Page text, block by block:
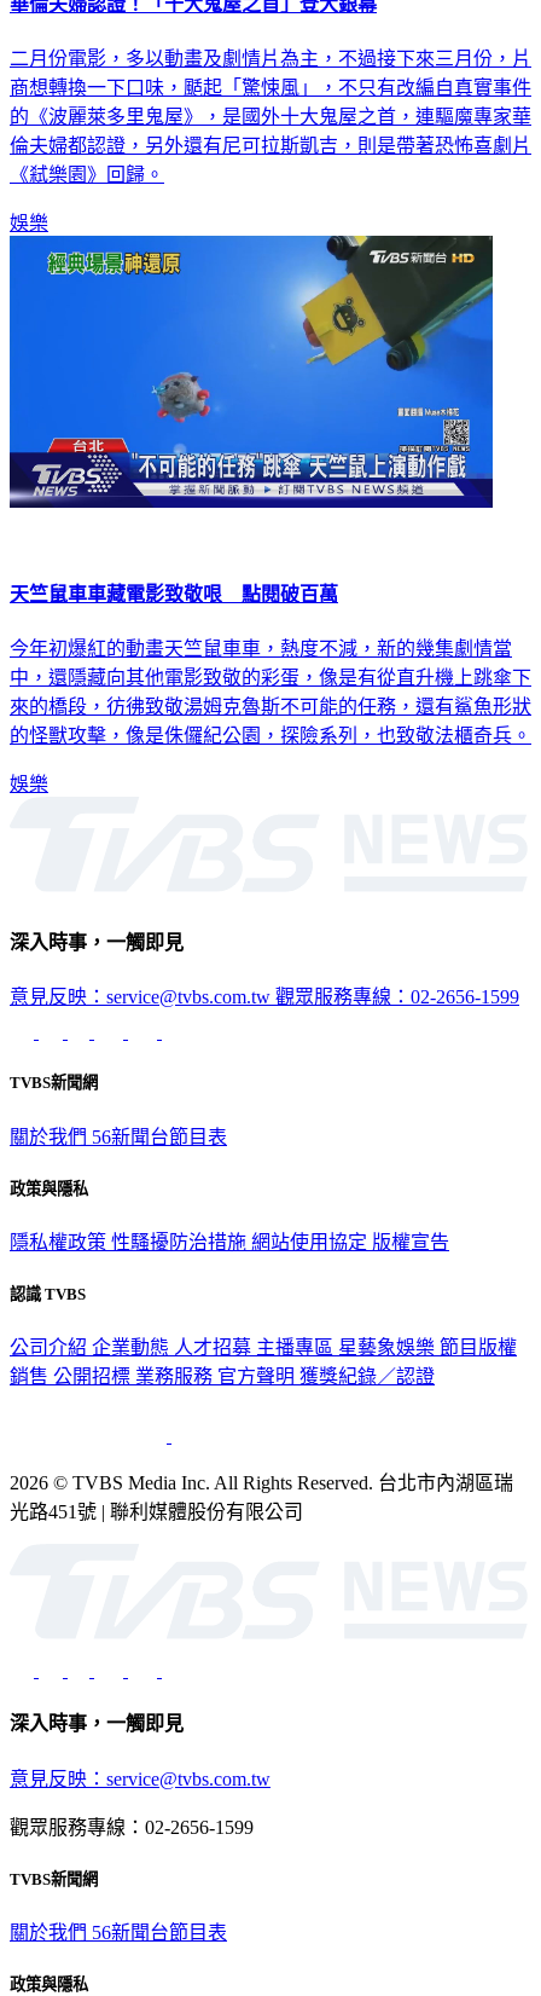
華倫夫婦認證！「十大鬼屋之首」登大銀幕
二月份電影，多以動畫及劇情片為主，不過接下來三月份，片
商想轉換一下口味，颳起「驚悚風」，不只有改編自真實事件
的《波麗萊多里鬼屋》，是國外十大鬼屋之首，連驅魔專家華
倫夫婦都認證，另外還有尼可拉斯凱吉，則是帶著恐怖喜劇片
《弒樂園》回歸。
娛樂
天竺鼠車車藏電影致敬哏 點閱破百萬
今年初爆紅的動畫天竺鼠車車，熱度不減，新的幾集劇情當
中，還隱藏向其他電影致敬的彩蛋，像是有從直升機上跳傘下
來的橋段，彷彿致敬湯姆克魯斯不可能的任務，還有鯊魚形狀
的怪獸攻擊，像是侏儸紀公園，探險系列，也致敬法櫃奇兵。
娛樂
深入時事，一觸即見
意見反映：service@tvbs.com.tw 觀眾服務專線：02-2656-1599
TVBS新聞網
關於我們 56新聞台節目表
政策與隱私
隱私權政策 性騷擾防治措施 網站使用協定 版權宣告
認識 TVBS
公司介紹 企業動態 人才招募 主播專區 星藝象娛樂 節目版權
銷售 公開招標 業務服務 官方聲明 獲獎紀錄／認證
2026 © TVBS Media Inc. All Rights Reserved. 台北市內湖區瑞
光路451號 | 聯利媒體股份有限公司
深入時事，一觸即見
意見反映：service@tvbs.com.tw
觀眾服務專線：02-2656-1599
TVBS新聞網
關於我們 56新聞台節目表
政策與隱私